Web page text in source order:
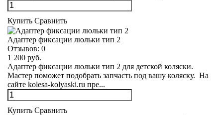
Купить Сравнить
Адаптер фиксации люльки тип 2
Отзывов: 0
1 200 руб.
Адаптер фиксации люльки тип 2 для детской коляски.
Мастер поможет подобрать запчасть под вашу коляску. На
сайте kolesa-kolyaski.ru пре...
Купить Сравнить